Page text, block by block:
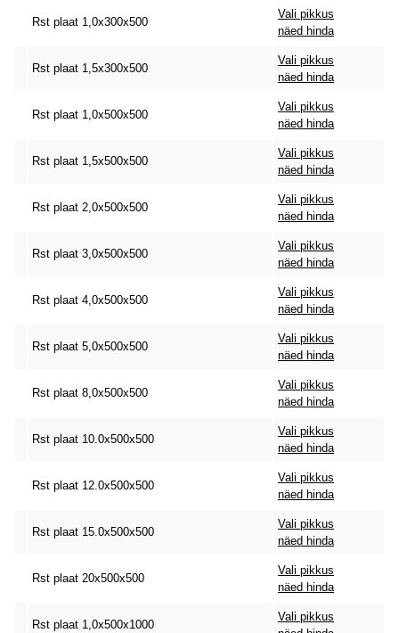
Rst plaat 1,0x300x500
Vali pikkus
näed hinda
Rst plaat 1,5x300x500
Vali pikkus
näed hinda
Rst plaat 1,0x500x500
Vali pikkus
näed hinda
Rst plaat 1,5x500x500
Vali pikkus
näed hinda
Rst plaat 2,0x500x500
Vali pikkus
näed hinda
Rst plaat 3,0x500x500
Vali pikkus
näed hinda
Rst plaat 4,0x500x500
Vali pikkus
näed hinda
Rst plaat 5,0x500x500
Vali pikkus
näed hinda
Rst plaat 8,0x500x500
Vali pikkus
näed hinda
Rst plaat 10.0x500x500
Vali pikkus
näed hinda
Rst plaat 12.0x500x500
Vali pikkus
näed hinda
Rst plaat 15.0x500x500
Vali pikkus
näed hinda
Rst plaat 20x500x500
Vali pikkus
näed hinda
Rst plaat 1,0x500x1000
Vali pikkus